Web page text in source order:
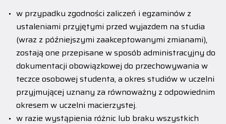
w przypadku zgodności zaliczeń i egzaminów z
ustaleniami przyjętymi przed wyjazdem na studia
(wraz z późniejszymi zaakceptowanymi zmianami),
zostają one przepisane w sposób administracyjny do
dokumentacji obowiązkowej do przechowywania w
teczce osobowej studenta, a okres studiów w uczelni
przyjmującej uznany za równoważny z odpowiednim
okresem w uczelni macierzystej.
w razie wystąpienia różnic lub braku wszystkich